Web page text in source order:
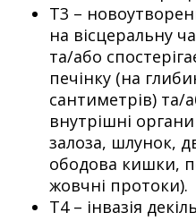
Т3 –
на вісцеральну
та/або
печінку (на
сантиметрів) та/
внутрішні
залоза, шлунок,
ободова кишки,
жовчні протоки).
Т4 – інвазія